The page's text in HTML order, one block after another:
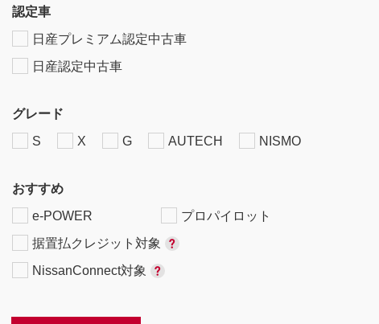
認定車
日産プレミアム認定中古車
日産認定中古車
グレード
S
X G AUTECH NISMO
おすすめ
e-POWER
プロパイロット
据置払クレジット対象
NissanConnect対象